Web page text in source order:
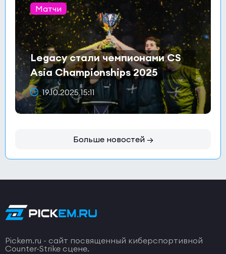
Матчи
Legacy стали чемпионами CS
Asia Championships 2025
19.10.2025 15:11
Больше новостей →
Pickem.ru - сайт посвященный киберспортивной
Counter-Strike сцене.